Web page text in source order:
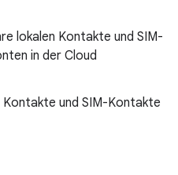
lokalen Kontakte und SIM-
in der Cloud
Kontakte und SIM-Kontakte